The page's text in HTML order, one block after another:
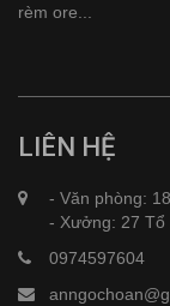
rèm ore...
LIÊN HỆ
- Văn phòng:
- Xưởng: 27 Tổ
0974597604